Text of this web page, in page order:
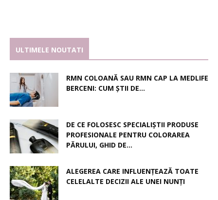
ULTIMELE NOUTATI
RMN COLOANĂ SAU RMN CAP LA MEDLIFE
BERCENI: CUM ȘTII DE...
DE CE FOLOSESC SPECIALIȘTII PRODUSE
PROFESIONALE PENTRU COLORAREA
PĂRULUI, GHID DE...
ALEGEREA CARE INFLUENȚEAZĂ TOATE
CELELALTE DECIZII ALE UNEI NUNȚI